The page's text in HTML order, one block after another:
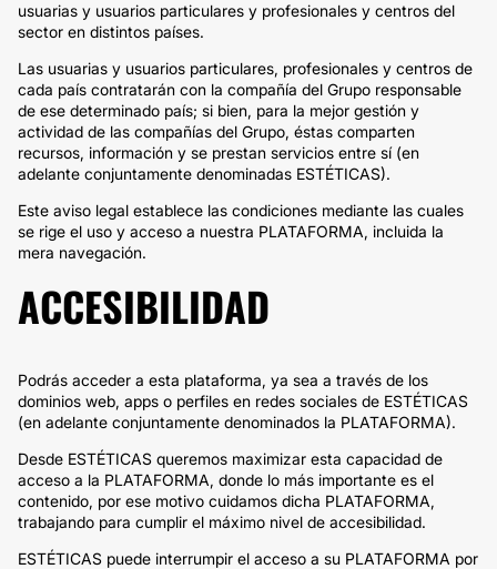
usuarias y usuarios particulares y profesionales y centros del
sector en distintos países.
Las usuarias y usuarios particulares, profesionales y centros de
cada país contratarán con la compañía del Grupo responsable
de ese determinado país; si bien, para la mejor gestión y
actividad de las compañías del Grupo, éstas comparten
recursos, información y se prestan servicios entre sí (en
adelante conjuntamente denominadas ESTÉTICAS).
Este aviso legal establece las condiciones mediante las cuales
se rige el uso y acceso a nuestra PLATAFORMA, incluida la
mera navegación.
ACCESIBILIDAD
Podrás acceder a esta plataforma, ya sea a través de los
dominios web, apps o perfiles en redes sociales de ESTÉTICAS
(en adelante conjuntamente denominados la PLATAFORMA).
Desde ESTÉTICAS queremos maximizar esta capacidad de
acceso a la PLATAFORMA, donde lo más importante es el
contenido, por ese motivo cuidamos dicha PLATAFORMA,
trabajando para cumplir el máximo nivel de accesibilidad.
ESTÉTICAS puede interrumpir el acceso a su PLATAFORMA por